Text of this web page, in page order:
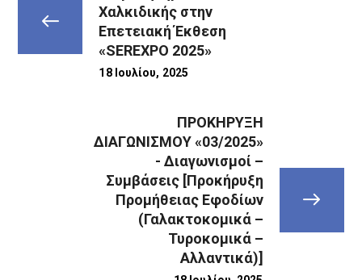
Χαλκιδικής στην
Επετειακή Έκθεση
«SEREXPO 2025»
18 Ιουλίου, 2025
ΠΡΟΚΗΡΥΞΗ
ΔΙΑΓΩΝΙΣΜΟΥ «03/2025»
- Διαγωνισμοί –
Συμβάσεις [Προκήρυξη
Προμήθειας Εφοδίων
(Γαλακτοκομικά –
Τυροκομικά –
Αλλαντικά)]